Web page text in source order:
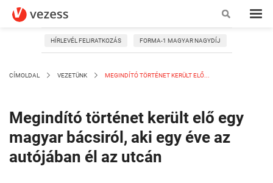
HÍRLEVÉL FELIRATKOZÁS FORMA-1 MAGYAR NAGYDÍJ
CÍMOLDAL VEZETÜNK MEGINDÍTÓ TÖRTÉNET KERÜLT ELŐ...
Megindító történet került elő egy
magyar bácsiról, aki egy éve az
autójában él az utcán